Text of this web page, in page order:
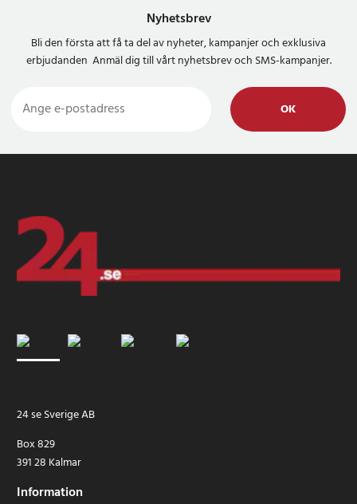
Nyhetsbrev
Bli den första att få ta del av nyheter, kampanjer och exklusiva
erbjudanden Anmäl dig till vårt nyhetsbrev och SMS-kampanjer.
OK
24 se Sverige AB
Box 829
391 28 Kalmar
Information